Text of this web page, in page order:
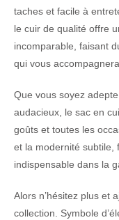
taches et facile à
le cuir de qualité offre
incomparable, faisant
qui vous
Que vous soyez
audacieux, le sac en
goûts et toutes les
et la modernité subtile,
indispensable dans la
Alors n’hésitez plus et
collection. Symbole